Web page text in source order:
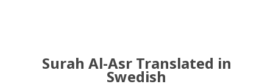
Surah Al-Asr Translated in
Swedish